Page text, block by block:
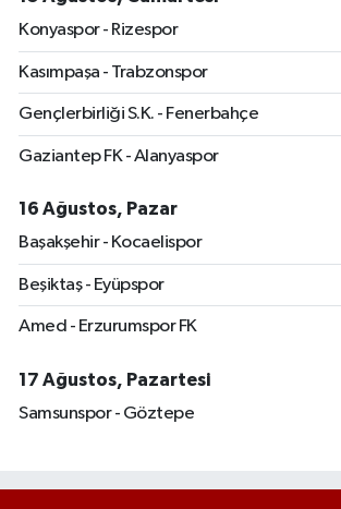
Konyaspor - Rizespor
Kasımpaşa - Trabzonspor
Gençlerbirliği S.K. - Fenerbahçe
Gaziantep FK - Alanyaspor
16 Ağustos, Pazar
Başakşehir - Kocaelispor
Beşiktaş - Eyüpspor
Amed - Erzurumspor FK
17 Ağustos, Pazartesi
Samsunspor - Göztepe